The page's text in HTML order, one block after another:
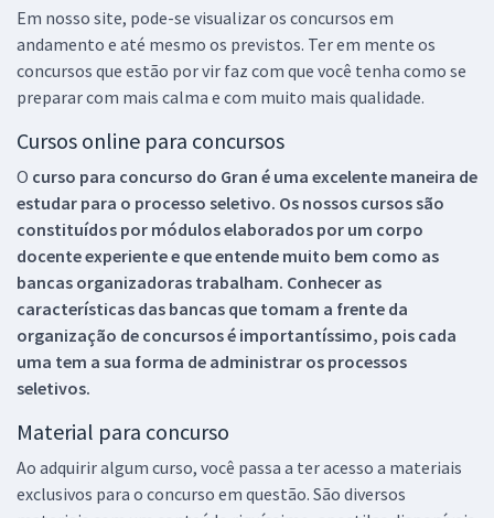
Em nosso site, pode-se visualizar os concursos em
andamento e até mesmo os previstos. Ter em mente os
concursos que estão por vir faz com que você tenha como se
preparar com mais calma e com muito mais qualidade.
Cursos online para concursos
O curso para concurso do Gran é uma excelente maneira de
estudar para o processo seletivo. Os nossos cursos são
constituídos por módulos elaborados por um corpo
docente experiente e que entende muito bem como as
bancas organizadoras trabalham. Conhecer as
características das bancas que tomam a frente da
organização de concursos é importantíssimo, pois cada
uma tem a sua forma de administrar os processos
seletivos.
Material para concurso
Ao adquirir algum curso, você passa a ter acesso a materiais
exclusivos para o concurso em questão. São diversos